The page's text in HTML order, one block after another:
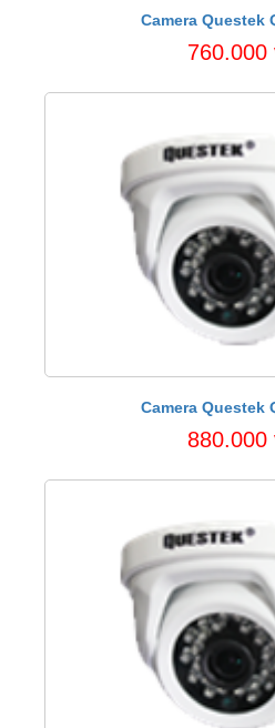
Camera Questek
760.000
Camera Questek
880.000